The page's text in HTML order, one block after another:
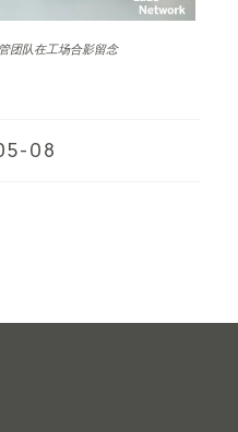
团队在工场合影留念
08